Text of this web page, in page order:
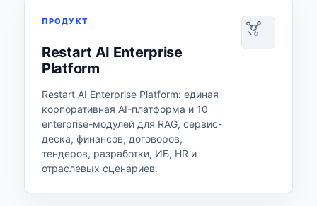
ПРОДУКТ
Restart AI Enterprise
Platform
Restart AI Enterprise Platform: единая
корпоративная AI-платформа и 10
enterprise-модулей для RAG, сервис-
деска, финансов, договоров,
тендеров, разработки, ИБ, HR и
отраслевых сценариев.